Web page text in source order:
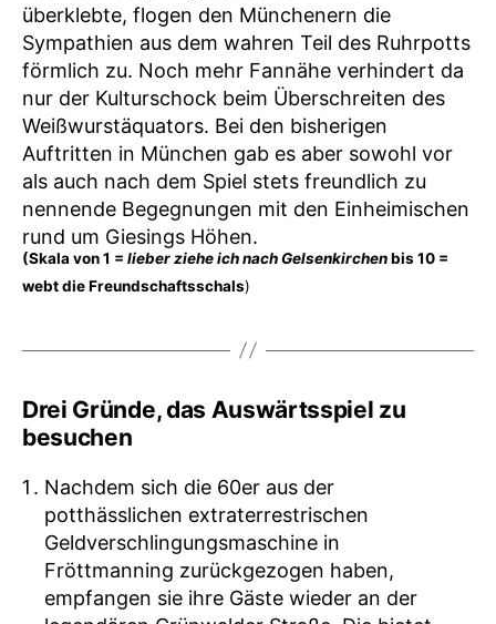
überklebte, flogen den Münchenern die
Sympathien aus dem wahren Teil des Ruhrpotts
förmlich zu. Noch mehr Fannähe verhindert da
nur der Kulturschock beim Überschreiten des
Weißwurstäquators. Bei den bisherigen
Auftritten in München gab es aber sowohl vor
als auch nach dem Spiel stets freundlich zu
nennende Begegnungen mit den Einheimischen
rund um Giesings Höhen.
(Skala von 1 = lieber ziehe ich nach Gelsenkirchenbis 10 =
webt die Freundschaftsschals)
Drei Gründe, das Auswärtsspiel zu
besuchen
Nachdem sich die 60er aus der
potthässlichen extraterrestrischen
Geldverschlingungsmaschine in
Fröttmanning zurückgezogen haben,
empfangen sie ihre Gäste wieder an der